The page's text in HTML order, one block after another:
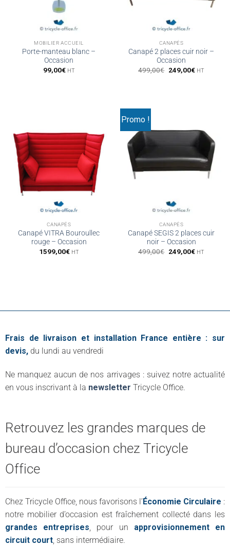
MOBILIER ACCUEIL
Porte-manteau blanc –
Occasion
99,00€ HT
CANAPÉS
Canapé 2 places cuir noir –
Occasion
499,00€ Le
249,00€LeHT
CANAPÉS
Canapé VITRA Bouroullec
rouge – Occasion
1599,00€ HT
Promo !
CANAPÉS
Canapé SEGIS 2 places cuir
noir – Occasion
499,00€ Le
249,00€LeHT
Frais de livraison et installation France entière : sur
devis, du lundi au vendredi
Ne manquez aucun de nos arrivages : suivez notre actualité
en vous inscrivant à la newsletter Tricycle Office.
Retrouvez les grandes marques de
bureau d’occasion chez Tricycle
Office
Chez Tricycle Office, nous favorisons l’Économie Circulaire :
notre mobilier d’occasion est fraîchement collecté dans les
grandes entreprises, pour un approvisionnement en
circuit court, sans intermédiaire.